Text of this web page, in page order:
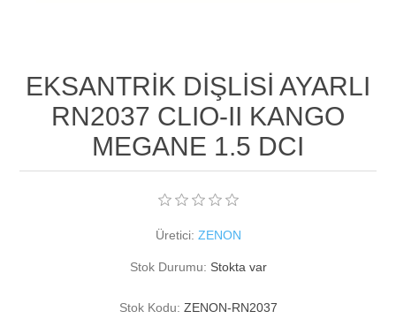
EKSANTRİK DİŞLİSİ AYARLI
RN2037 CLIO-II KANGO
MEGANE 1.5 DCI
Üretici: ZENON
Stok Durumu: Stokta var
Stok Kodu: ZENON-RN2037